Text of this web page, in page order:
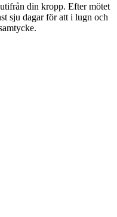
din kropp. Efter mötet
sju dagar för att i lugn och